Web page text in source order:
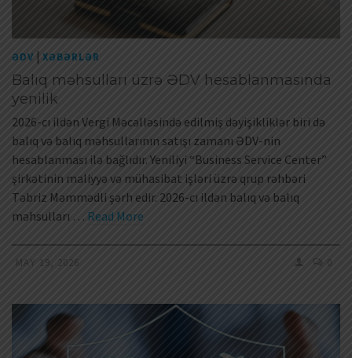
ƏDV | XƏBƏRLƏR
Balıq məhsulları üzrə ƏDV hesablanmasında
yenilik
2026-cı ildən Vergi Məcəlləsində edilmiş dəyişikliklər biri də
balıq və balıq məhsullarının satışı zamanı ƏDV-nin
hesablanması ilə bağlıdır. Yeniliyi “Business Service Center”
şirkətinin maliyyə və mühasibat işləri üzrə qrup rəhbəri
Təbriz Məmmədli şərh edir. 2026-cı ildən balıq və balıq
məhsulları … Read More
MAY 19, 2026 0